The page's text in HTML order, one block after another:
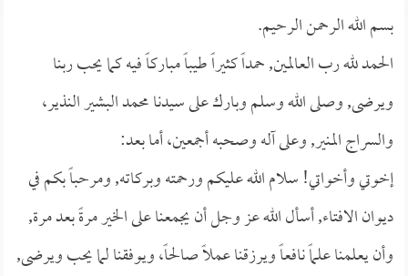
بسم الله الرحمن الرحيم.
الحمد لله رب العالمين, حمداً كثيراً طيباً مباركاً فيه كما يحب ربنا
ويرضى, وصلى الله وسلم وبارك على سيدنا محمد البشير النذير،
والسراج المنير, وعلى آله وصحبه أجمعين، أما بعد:
إخوتي وأخواتي! سلام الله عليكم ورحمته وبركاته, ومرحباً بكم في
ديوان الافتاء, أسأل الله عز وجل أن يجمعنا على الخير مرةً بعد مرة,
وأن يعلمنا علماً نافعاً ويرزقنا عملاً صالحاً، ويوفقنا لما يحب ويرضى,